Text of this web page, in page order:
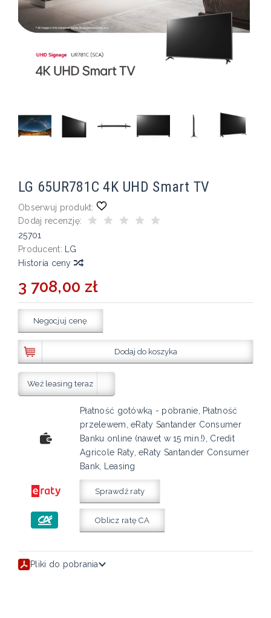
LG 65UR781C 4K UHD Smart TV
Obserwuj produkt:
Dodaj recenzję:
25701
Producent:
LG
Historia ceny
3 708,00 zł
Negocjuj cenę
Dodaj do koszyka
Weź leasing teraz
Płatność gotówką - pobranie, Płatność
przelewem, eRaty Santander Consumer
Banku online (nawet w 15 min.!), Credit
Agricole Raty, eRaty Santander Consumer
Bank, Leasing
Sprawdź raty
Oblicz ratę CA
Pliki do pobrania